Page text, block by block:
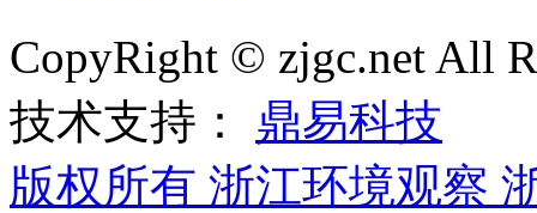
CopyRight © zjgc.net All
技术支持： 鼎易科技
版权所有 浙江环境观察